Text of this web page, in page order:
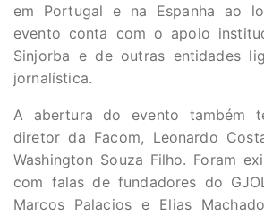
em Portugal e na Espanha ao
evento conta com o apoio
Sinjorba e de outras entidades
jornalística.
A abertura do evento também
diretor da Facom, Leonardo
Washington Souza Filho. Foram
com falas de fundadores do
Marcos Palacios e Elias